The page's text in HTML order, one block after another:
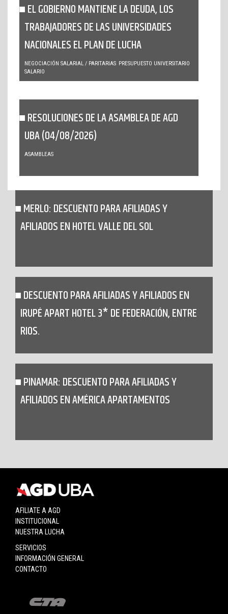
EL GOBIERNO MANTIENE LA DEUDA, LOS
TRABAJADORES DE LAS UNIVERSIDADES
NACIONALES EL PLAN DE LUCHA
NEGOCIACIÓN SALARIAL / PARITARIAS PRESUPUESTO UNIVERSITARIO
SALARIO
RESOLUCIONES DE LA ASAMBLEA DE AGD
UBA (04/08/2026)
ASAMBLEAS
MERLO: DESCUENTO PARA AFILIADAS Y
AFILIADOS EN HOTEL VALLE DEL SOL
DESCUENTO PARA AFILIADAS Y AFILIADOS EN
IRUPÉ APART HOTEL 3* DE FEDERACIÓN, ENTRE
RIOS.
PINAMAR: DESCUENTO PARA AFILIADAS Y
AFILIADOS EN AMÉRICA APARTAMENTOS
AFILIATE A AGD
INSTITUCIONAL
NUESTRA LUCHA
SERVICIOS
INFORMACIÓN GENERAL
CONTACTO